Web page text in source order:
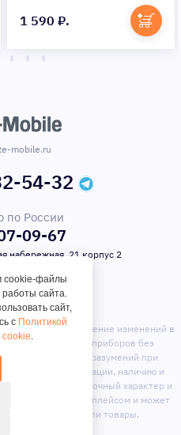
1 590 ₽.
mobile.ru
54-32
по России
09-67
набережная, 21 корпус 2
право на внесение изменений в
и комплектацию приборов без
избежание недоразумений при
о комплектации, наличию и
сайте носит справочный характер и
является маркет-плейсом и может
продавцов или товары,
складе магазина.
cookie-файлы
сайта.
сайт,
с Политикой
cookie.